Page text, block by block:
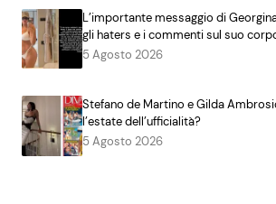
L’importante messaggio di
gli haters e i commenti sul suo
5 Agosto 2026
Stefano de Martino e Gilda
l’estate dell’ufficialità?
5 Agosto 2026